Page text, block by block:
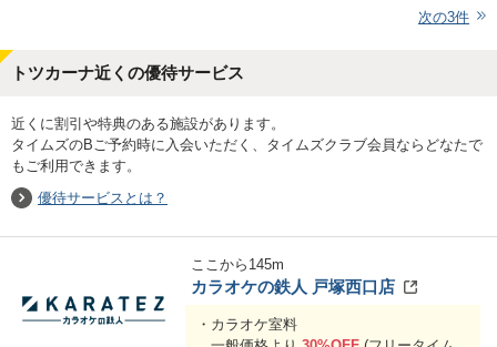
次の3件
トツカーナ近くの優待サービス
近くに割引や特典のある施設があります。
タイムズのBご予約時に入会いただく、タイムズクラブ会員ならどなたで
もご利用できます。
優待サービスとは？
ここから 145m
カラオケの鉄人 戸塚西口店
・カラオケ室料